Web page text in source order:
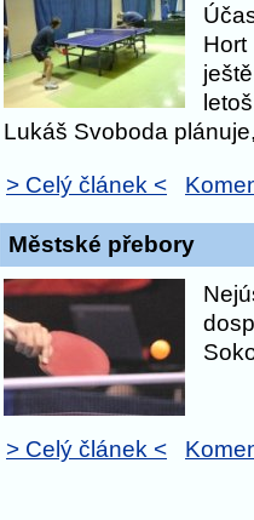
Hort
Lukáš Svoboda
> Celý článek <
Městské přebory
> Celý článek <